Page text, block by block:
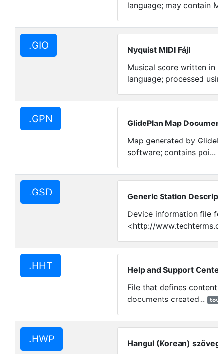
language; may contain
.GIO
Nyquist MIDI Fájl
Musical score written
language; processed
.GPN
GlidePlan Map
Map generated by
software; contains poi...
.GSD
Generic Station
Device information file
<http://
.HHT
Help and Support
File that defines
documents created...
.HWP
Hangul (Korean)